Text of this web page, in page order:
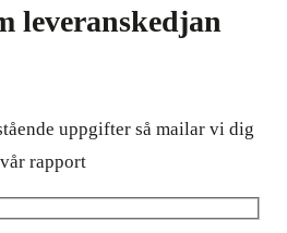
leveranskedjan
uppgifter så mailar vi dig
vår rapport